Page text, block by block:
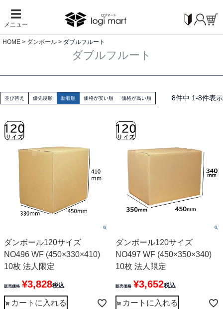
☰
メニュー
HOME ダンボール ダブルフルート
ダブルフルート
並び替え 優先度順 新着順 価格が安い順 価格が高い順 8件中 1-8件表示
ダンボール120サイズ
NO496 WF (450×330×410)
10枚 法人限定
販売価格 ¥3,828税込
カートに入れる
ダンボール120サイズ
NO497 WF (450×350×340)
10枚 法人限定
販売価格 ¥3,652税込
カートに入れる